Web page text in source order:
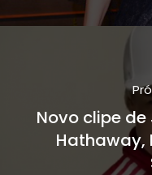
Novo clipe de
Hathaway,